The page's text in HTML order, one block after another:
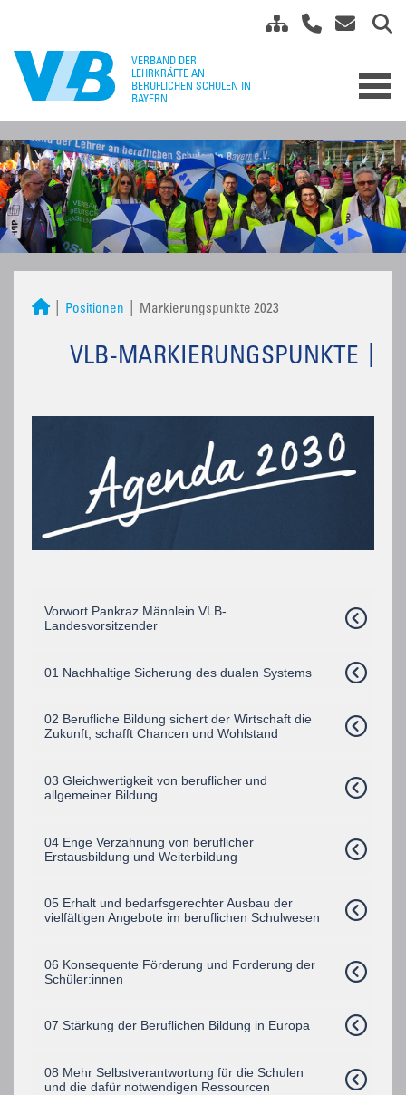
Positionen Markierungspunkte 2023
VLB-MARKIERUNGSPUNKTE
Vorwort Pankraz Männlein VLB-
Landesvorsitzender
01 Nachhaltige Sicherung des dualen Systems
02 Berufliche Bildung sichert der Wirtschaft die
Zukunft, schafft Chancen und Wohlstand
03 Gleichwertigkeit von beruflicher und
allgemeiner Bildung
04 Enge Verzahnung von beruflicher
Erstausbildung und Weiterbildung
05 Erhalt und bedarfsgerechter Ausbau der
vielfältigen Angebote im beruflichen Schulwesen
06 Konsequente Förderung und Forderung der
Schüler:innen
07 Stärkung der Beruflichen Bildung in Europa
08 Mehr Selbstverantwortung für die Schulen
und die dafür notwendigen Ressourcen